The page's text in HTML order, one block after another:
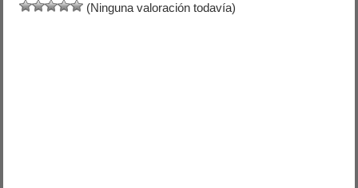
(Ninguna valoración todavía)